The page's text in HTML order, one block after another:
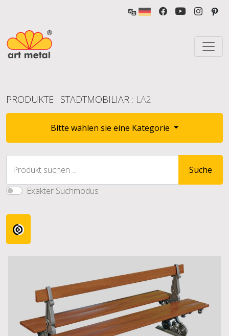
PRODUKTE : STADTMOBILIAR : LA2
Bitte wählen sie eine Kategorie
Produkt suchen ...
Suche
Exakter Suchmodus